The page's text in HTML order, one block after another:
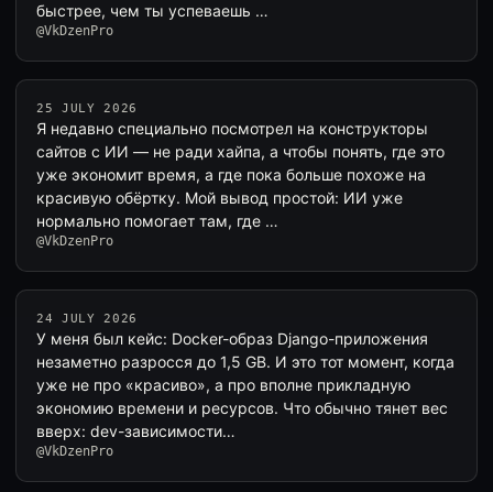
быстрее, чем ты успеваешь …
@VkDzenPro
25 JULY 2026
Я недавно специально посмотрел на конструкторы
сайтов с ИИ — не ради хайпа, а чтобы понять, где это
уже экономит время, а где пока больше похоже на
красивую обёртку. Мой вывод простой: ИИ уже
нормально помогает там, где …
@VkDzenPro
24 JULY 2026
У меня был кейс: Docker-образ Django-приложения
незаметно разросся до 1,5 GB. И это тот момент, когда
уже не про «красиво», а про вполне прикладную
экономию времени и ресурсов. Что обычно тянет вес
вверх: dev-зависимости…
@VkDzenPro